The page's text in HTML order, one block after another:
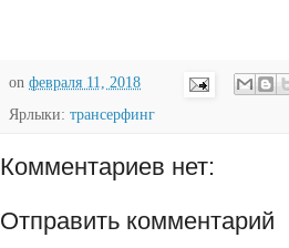
on февраля 11, 2018
Ярлыки: трансерфинг
Комментариев нет:
Отправить комментарий